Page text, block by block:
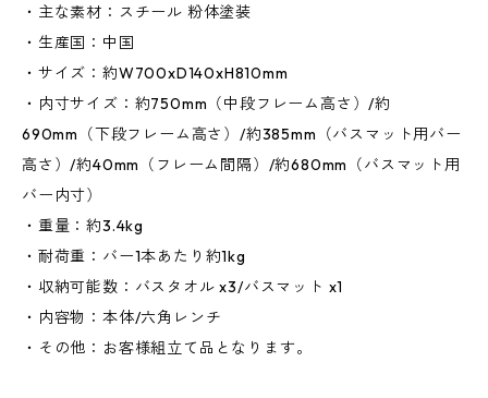
・主な素材：スチール 粉体塗装
・生産国：中国
・サイズ：約W700xD140xH810mm
・内寸サイズ：約750mm（中段フレーム高さ）/約
690mm（下段フレーム高さ）/約385mm（バスマット用バー
高さ）/約40mm（フレーム間隔）/約680mm（バスマット用
バー内寸）
・重量：約3.4kg
・耐荷重：バー1本あたり約1kg
・収納可能数：バスタオル x3/バスマット x1
・内容物：本体/六角レンチ
・その他：お客様組立て品となります。